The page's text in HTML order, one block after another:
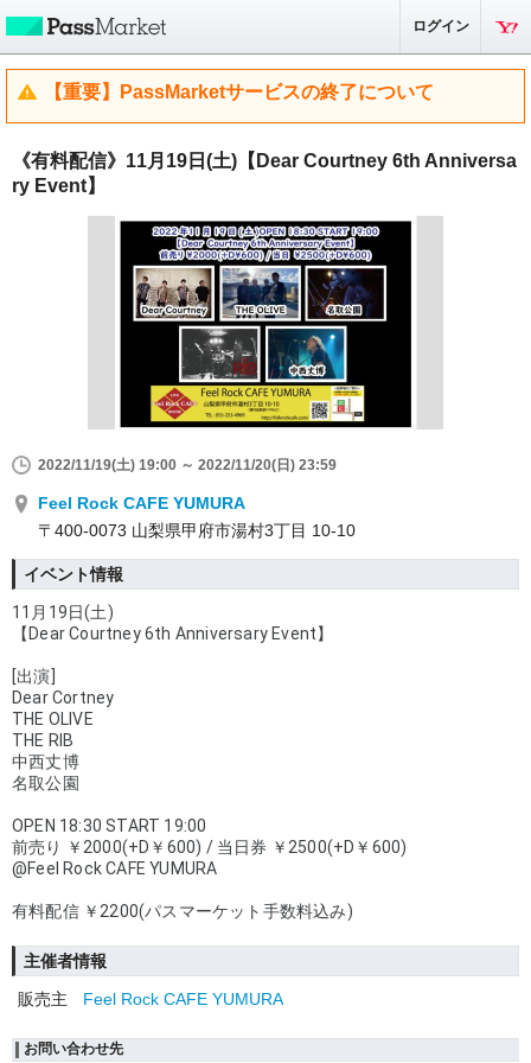
ログイン
【重要】PassMarketサービスの終了について
《有料配信》11月19日(土)【Dear Courtney 6th Anniversa
ry Event】
2022/11/19(土) 19:00 ～ 2022/11/20(日) 23:59
Feel Rock CAFE YUMURA
〒400-0073 山梨県甲府市湯村3丁目 10-10
イベント情報
11月19日(土)
【Dear Courtney 6th Anniversary Event】
[出演]
Dear Cortney
THE OLIVE
THE RIB
中西丈博
名取公園
OPEN 18:30 START 19:00
前売り ￥2000(+D￥600) / 当日券 ￥2500(+D￥600)
@Feel Rock CAFE YUMURA
有料配信 ￥2200(パスマーケット手数料込み)
主催者情報
販売主
Feel Rock CAFE YUMURA
お問い合わせ先